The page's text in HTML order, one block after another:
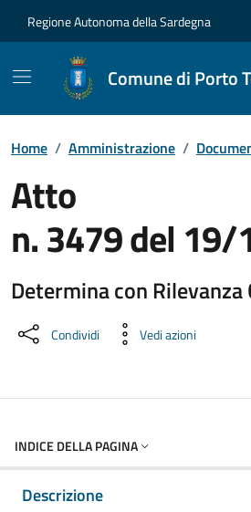
Regione Autonoma della Sardegna
Comune di Porto
Home / Amministrazione /
Atto
n. 3479 del
Determina con Rilevanza
Dettaglio del documento
Condividi Vedi azioni
INDICE DELLA PAGINA
Descrizione